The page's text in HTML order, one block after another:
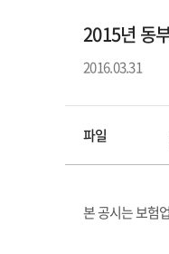
2015년 동
2016.03.31
파일
본 공시는 보험